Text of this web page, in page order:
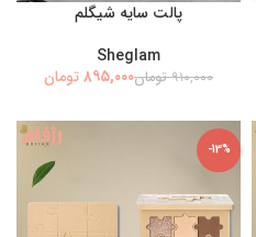
پالت سایه شیگلم
Sheglam
۹۱۰,۰۰۰ تومان۸۹۵,۰۰۰تومان
-13%